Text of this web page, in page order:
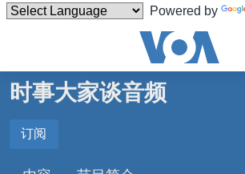
Powered by
碍
主页
美国
时事大家谈音频
订阅